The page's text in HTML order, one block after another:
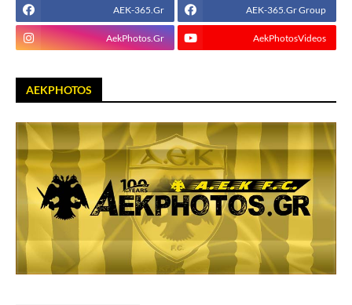
AEK-365.Gr AEK-365.Gr Group
AekPhotos.Gr AekPhotosVideos
AEKPHOTOS